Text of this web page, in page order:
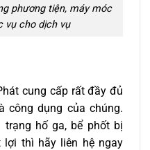
phương tiện, máy móc
vụ cho dịch vụ
cung cấp rất đầy đủ
công dụng của chúng.
hố ga, bể phốt bị
lợi thì hãy liên hệ ngay